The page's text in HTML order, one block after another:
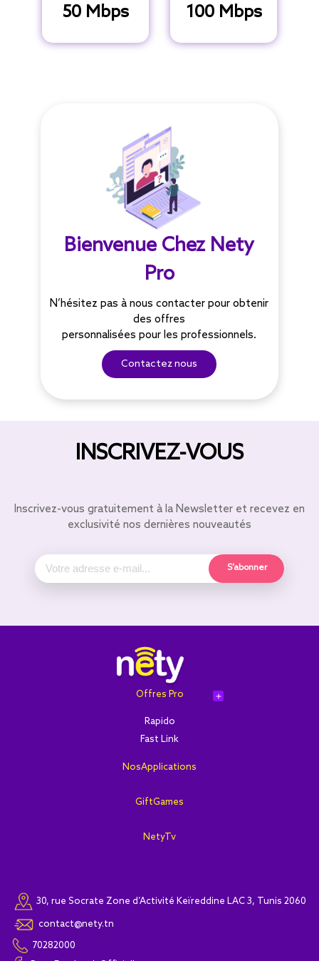
50 Mbps 100 Mbps
Bienvenue Chez Nety
Pro
N’hésitez pas à nous contacter pour obtenir
des offres
personnalisées pour les professionnels.
Contactez nous
INSCRIVEZ-VOUS
Inscrivez-vous gratuitement à la Newsletter et recevez en
exclusivité nos dernières nouveautés
S’abonner
Offres Pro add
Rapido
Fast Link
NosApplications
GiftGames
NetyTv
30, rue Socrate Zone d’Activité Keïreddine LAC 3, Tunis 2060
contact@nety.tn
70282000